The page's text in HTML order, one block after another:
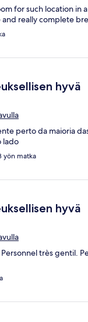
for such location in
really complete
hyvä
perto da maioria
lado
yön matka
hyvä
très gentil.